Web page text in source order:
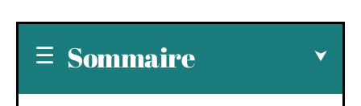
Sommaire